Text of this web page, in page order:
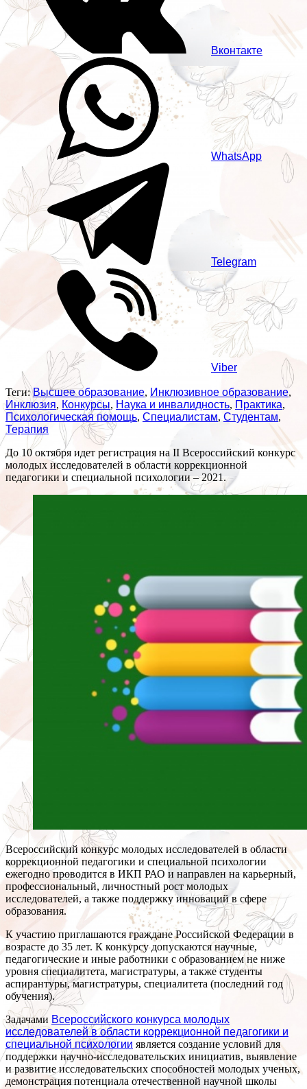
Вконтакте
WhatsApp
Telegram
Viber
Теги:Высшее образование, Инклюзивное образование,
Инклюзия, Конкурсы, Наука и инвалидность, Практика,
Психологическая помощь, Специалистам, Студентам,
Терапия
До 10 октября идет регистрация на II Всероссийский конкурс
молодых исследователей в области коррекционной
педагогики и специальной психологии – 2021.
Всероссийский конкурс молодых исследователей в области
коррекционной педагогики и специальной психологии
ежегодно проводится в ИКП РАО и направлен на карьерный,
профессиональный, личностный рост молодых
исследователей, а также поддержку инноваций в сфере
образования.
К участию приглашаются граждане Российской Федерации в
возрасте до 35 лет. К конкурсу допускаются научные,
педагогические и иные работники с образованием не ниже
уровня специалитета, магистратуры, а также студенты
аспирантуры, магистратуры, специалитета (последний год
обучения).
Задачами Всероссийского конкурса молодых
исследователей в области коррекционной педагогики и
специальной психологии является создание условий для
поддержки научно-исследовательских инициатив, выявление
и развитие исследовательских способностей молодых ученых,
демонстрация потенциала отечественной научной школы